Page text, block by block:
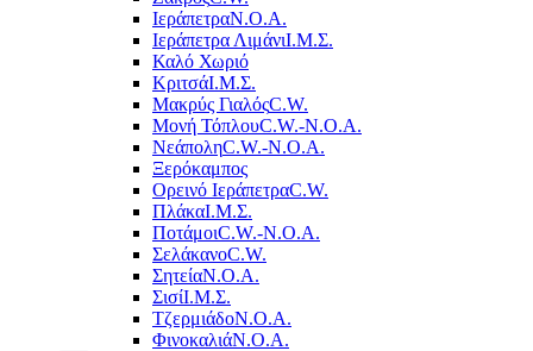
ΙεράπετραΝ.Ο.Α.
Ιεράπετρα ΛιμάνιΙ.Μ.Σ.
Καλό Χωριό
ΚριτσάΙ.Μ.Σ.
Μακρύς ΓιαλόςC.W.
Μονή ΤόπλουC.W.-Ν.Ο.Α.
ΝεάποληC.W.-Ν.Ο.Α.
Ξερόκαμπος
Ορεινό ΙεράπετραC.W.
ΠλάκαΙ.Μ.Σ.
ΠοτάμοιC.W.-Ν.Ο.Α.
ΣελάκανοC.W.
ΣητείαΝ.Ο.Α.
ΣισίΙ.Μ.Σ.
ΤζερμιάδοΝ.Ο.Α.
ΦινοκαλιάΝ.Ο.Α.